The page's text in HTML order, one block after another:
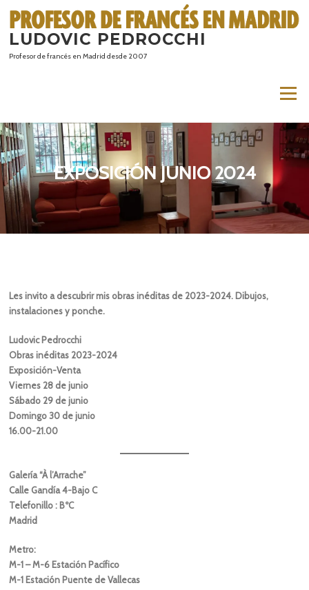
contenido
LUDOVIC PEDROCCHI
Profesor de francés en Madrid desde 2007
Menú
EXPOSICIÓN JUNIO 2024
Les invito a descubrir mis obras inéditas de 2023-2024. Dibujos,
instalaciones y ponche.
Ludovic Pedrocchi
Obras inéditas 2023-2024
Exposición-Venta
Viernes 28 de junio
Sábado 29 de junio
Domingo 30 de junio
16.00-21.00
Galería “À l’Arrache”
Calle Gandía 4-Bajo C
Telefonillo : BºC
Madrid
Metro:
M-1 – M-6 Estación Pacífico
M-1 Estación Puente de Vallecas